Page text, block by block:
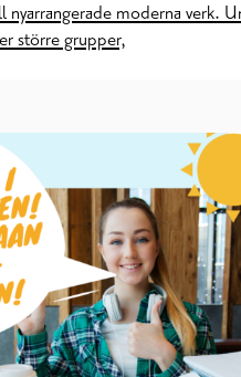
nyarrangerade moderna verk.
större grupper,